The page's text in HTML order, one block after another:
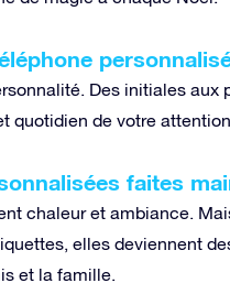
Des initiales aux
quotidien de votre
faites
chaleur et ambiance.
elles deviennent
et la famille.